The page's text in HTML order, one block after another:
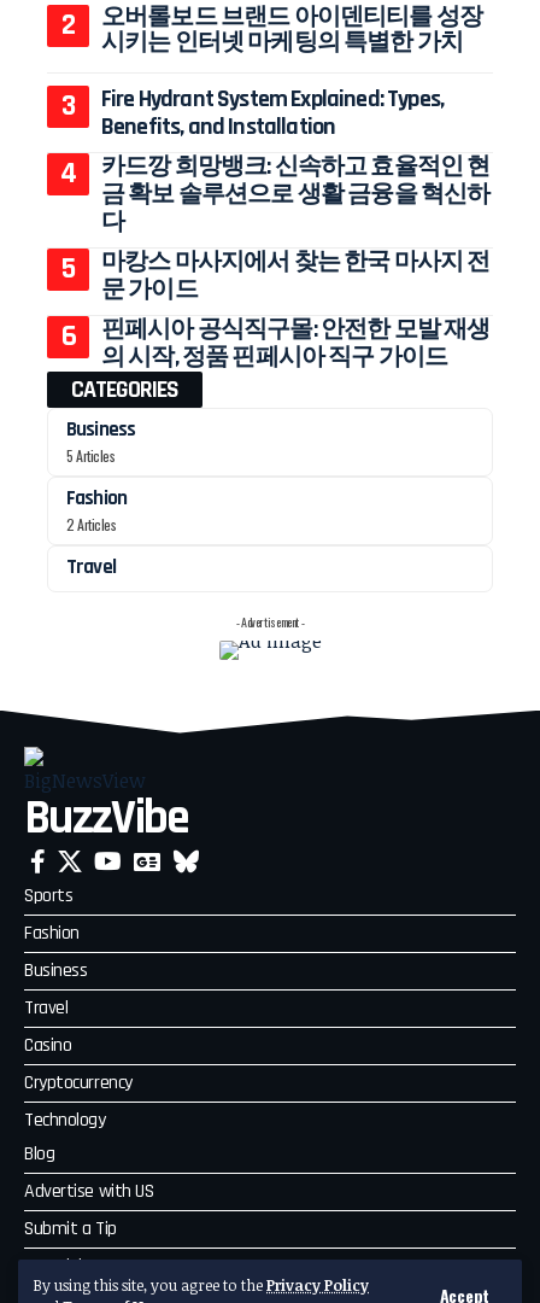
By using this site, you agree to thePrivacy Policy
Accept
오버롤보드 브랜드 아이덴티티를 성장
시키는 인터넷 마케팅의 특별한 가치
Fire Hydrant System Explained: Types,
Benefits, and Installation
카드깡 희망뱅크: 신속하고 효율적인 현
금 확보 솔루션으로 생활 금융을 혁신하
다
마캉스 마사지에서 찾는 한국 마사지 전
문 가이드
핀페시아 공식직구몰: 안전한 모발 재생
의 시작, 정품 핀페시아 직구 가이드
CATEGORIES
Business
5 Articles
Fashion
2 Articles
Travel
- Advertisement -
BuzzVibe
Sports
Fashion
Business
Travel
Casino
Cryptocurrency
Technology
Blog
Advertise with US
Submit a Tip
Complaint